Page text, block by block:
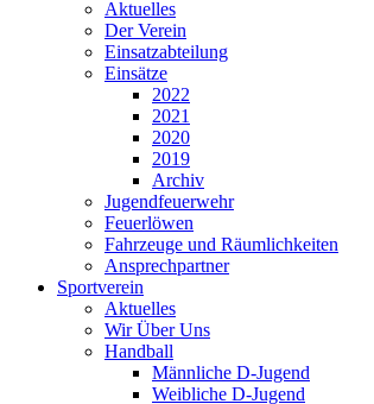
Aktuelles
Der Verein
Einsatzabteilung
Einsätze
2022
2021
2020
2019
Archiv
Jugendfeuerwehr
Feuerlöwen
Fahrzeuge und Räumlichkeiten
Ansprechpartner
Sportverein
Aktuelles
Wir Über Uns
Handball
Männliche D-Jugend
Weibliche D-Jugend